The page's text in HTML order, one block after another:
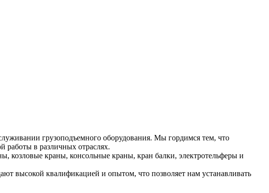
грузоподъемного оборудования. Мы гордимся тем, что
работы в различных отраслях.
козловые краны, консольные краны, кран балки, электротельферы и
высокой квалификацией и опытом, что позволяет нам устанавливать